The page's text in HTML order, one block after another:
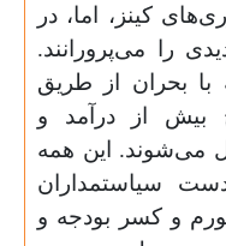
کینز، اما، در
را می‌پرورانند.
با بحران از طریق
بیش از درآمد و
می‌شوند. این همه
سیاستمداران
و کسر بودجه و